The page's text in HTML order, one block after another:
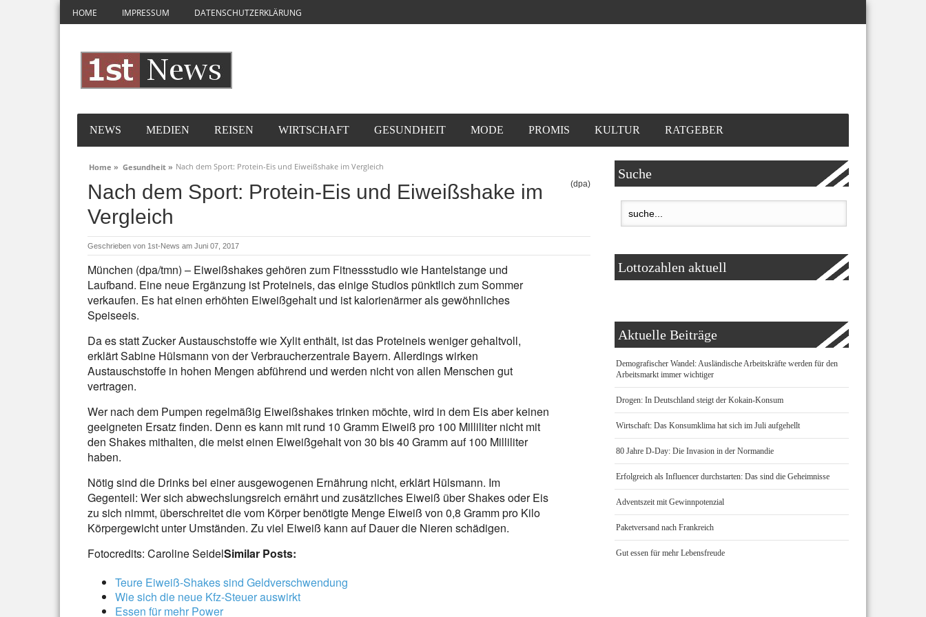
HOME IMPRESSUM DATENSCHUTZERKLÄRUNG
NEWS MEDIEN REISEN WIRTSCHAFT GESUNDHEIT MODE PROMIS KULTUR RATGEBER
Home » Gesundheit » Nach dem Sport: Protein-Eis und Eiweißshake im Vergleich
Nach dem Sport: Protein-Eis und Eiweißshake im
Vergleich
(dpa)
Geschrieben von 1st-News am Juni 07, 2017
München (dpa/tmn) – Eiweißshakes gehören zum Fitnessstudio wie Hantelstange und
Laufband. Eine neue Ergänzung ist Proteineis, das einige Studios pünktlich zum Sommer
verkaufen. Es hat einen erhöhten Eiweißgehalt und ist kalorienärmer als gewöhnliches
Speiseeis.
Da es statt Zucker Austauschstoffe wie Xylit enthält, ist das Proteineis weniger gehaltvoll,
erklärt Sabine Hülsmann von der Verbraucherzentrale Bayern. Allerdings wirken
Austauschstoffe in hohen Mengen abführend und werden nicht von allen Menschen gut
vertragen.
Wer nach dem Pumpen regelmäßig Eiweißshakes trinken möchte, wird in dem Eis aber keinen
geeigneten Ersatz finden. Denn es kann mit rund 10 Gramm Eiweiß pro 100 Milliliter nicht mit
den Shakes mithalten, die meist einen Eiweißgehalt von 30 bis 40 Gramm auf 100 Milliliter
haben.
Nötig sind die Drinks bei einer ausgewogenen Ernährung nicht, erklärt Hülsmann. Im
Gegenteil: Wer sich abwechslungsreich ernährt und zusätzliches Eiweiß über Shakes oder Eis
zu sich nimmt, überschreitet die vom Körper benötigte Menge Eiweiß von 0,8 Gramm pro Kilo
Körpergewicht unter Umständen. Zu viel Eiweiß kann auf Dauer die Nieren schädigen.
Fotocredits: Caroline SeidelSimilar Posts:
Teure Eiweiß-Shakes sind Geldverschwendung
Wie sich die neue Kfz-Steuer auswirkt
Essen für mehr Power
Suche
Lottozahlen aktuell
Aktuelle Beiträge
Demografischer Wandel: Ausländische Arbeitskräfte werden für den
Arbeitsmarkt immer wichtiger
Drogen: In Deutschland steigt der Kokain-Konsum
Wirtschaft: Das Konsumklima hat sich im Juli aufgehellt
80 Jahre D-Day: Die Invasion in der Normandie
Erfolgreich als Influencer durchstarten: Das sind die Geheimnisse
Adventszeit mit Gewinnpotenzial
Paketversand nach Frankreich
Gut essen für mehr Lebensfreude